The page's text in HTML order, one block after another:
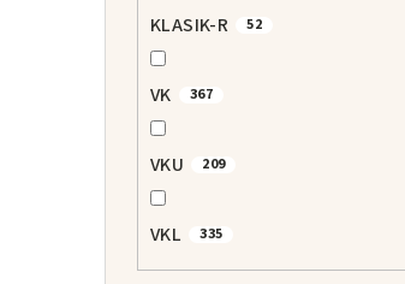
KLASIK-R 52
VK 367
VKU 209
VKL 335